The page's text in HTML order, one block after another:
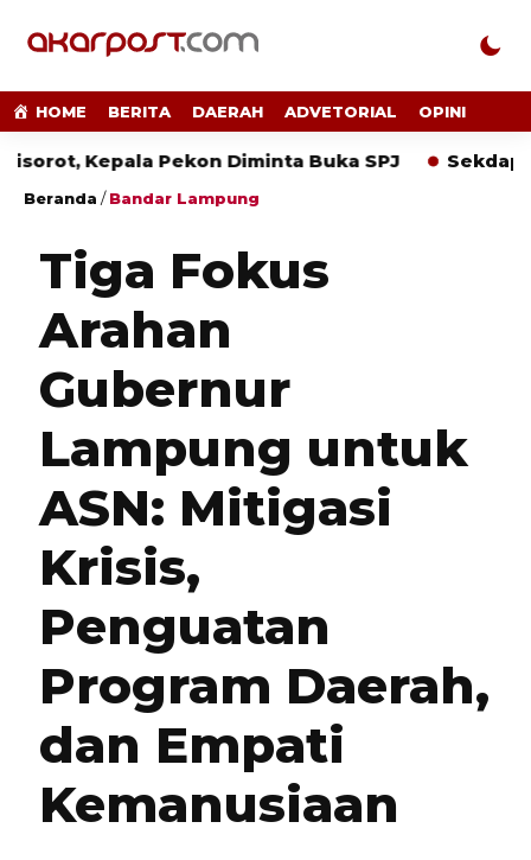
HOME BERITA DAERAH ADVETORIAL OPINI
Kepala Pekon Diminta Buka SPJ Sekdaprov
Beranda /Bandar Lampung
Tiga Fokus
Arahan
Gubernur
Lampung untuk
ASN: Mitigasi
Krisis,
Penguatan
Program Daerah,
dan Empati
Kemanusiaan